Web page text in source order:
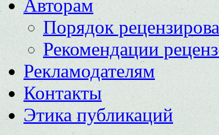
Авторам
Порядок
Рекомендации
Рекламодателям
Контакты
Этика публикаций